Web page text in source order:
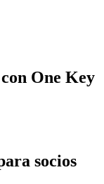
One Key
socios